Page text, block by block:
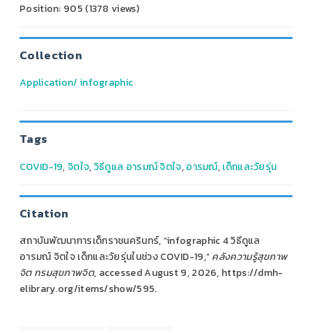
Position: 905 (1378 views)
Collection
Application/ infographic
Tags
COVID-19,จิตใจ,วิธีดูแล อารมณ์ จิตใจ,อารมณ์,เด็กและวัยรุ่น
Citation
สถาบันพัฒนาการเด็กราชนครินทร์, “infographic 4 วิธีดูแล
อารมณ์ จิตใจ เด็กและวัยรุ่นในช่วง COVID-19,”คลังความรู้สุขภาพ
จิต กรมสุขภาพจิต, accessed August 9, 2026, https://dmh-
elibrary.org/items/show/595.